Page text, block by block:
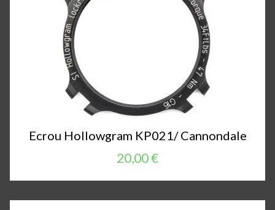
Ecrou Hollowgram KP021/ Cannondale
20,00 €